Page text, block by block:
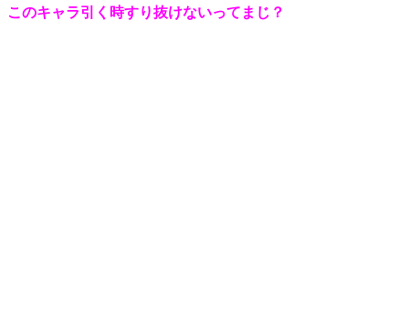
このキャラ引く時すり抜けないってまじ？